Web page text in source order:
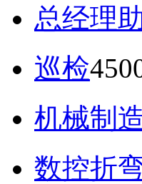
总经理
巡检
机械制
数控折